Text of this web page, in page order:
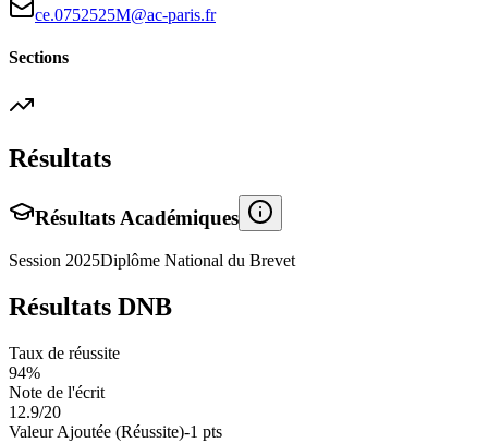
ce.0752525M@ac-paris.fr
Sections
Résultats
Résultats Académiques
Session 2025Diplôme National du Brevet
Résultats DNB
Taux de réussite
94%
Note de l'écrit
12.9/20
Valeur Ajoutée (Réussite)-1 pts